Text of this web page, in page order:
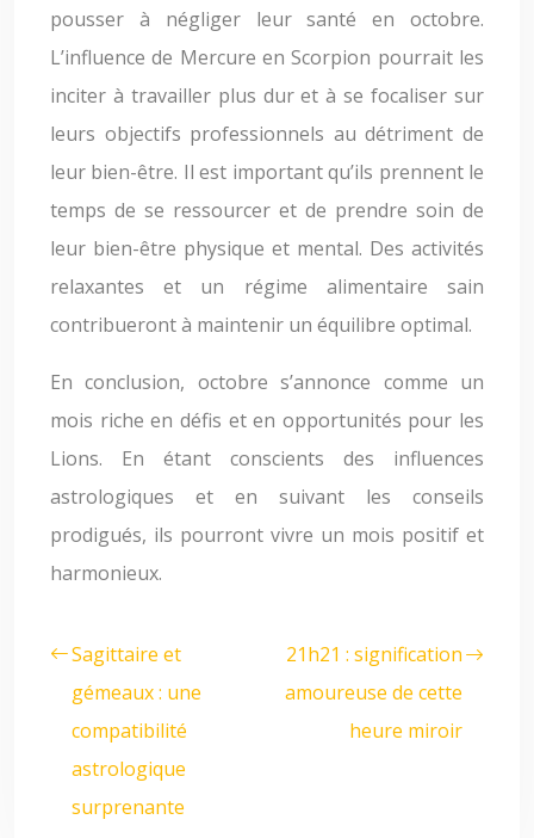
pousser à négliger leur santé en octobre.
L’influence de Mercure en Scorpion pourrait les
inciter à travailler plus dur et à se focaliser sur
leurs objectifs professionnels au détriment de
leur bien-être. Il est important qu’ils prennent le
temps de se ressourcer et de prendre soin de
leur bien-être physique et mental. Des activités
relaxantes et un régime alimentaire sain
contribueront à maintenir un équilibre optimal.
En conclusion, octobre s’annonce comme un
mois riche en défis et en opportunités pour les
Lions. En étant conscients des influences
astrologiques et en suivant les conseils
prodigués, ils pourront vivre un mois positif et
harmonieux.
Sagittaire et
gémeaux : une
compatibilité
astrologique
surprenante
21h21 : signification
amoureuse de cette
heure miroir